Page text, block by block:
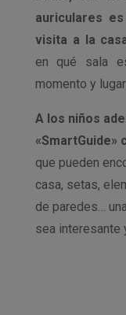
auriculares
visita a la
en qué sala
momento y
A los niños
«SmartGuide»
que pueden
casa, setas,
de paredes…
sea interesante